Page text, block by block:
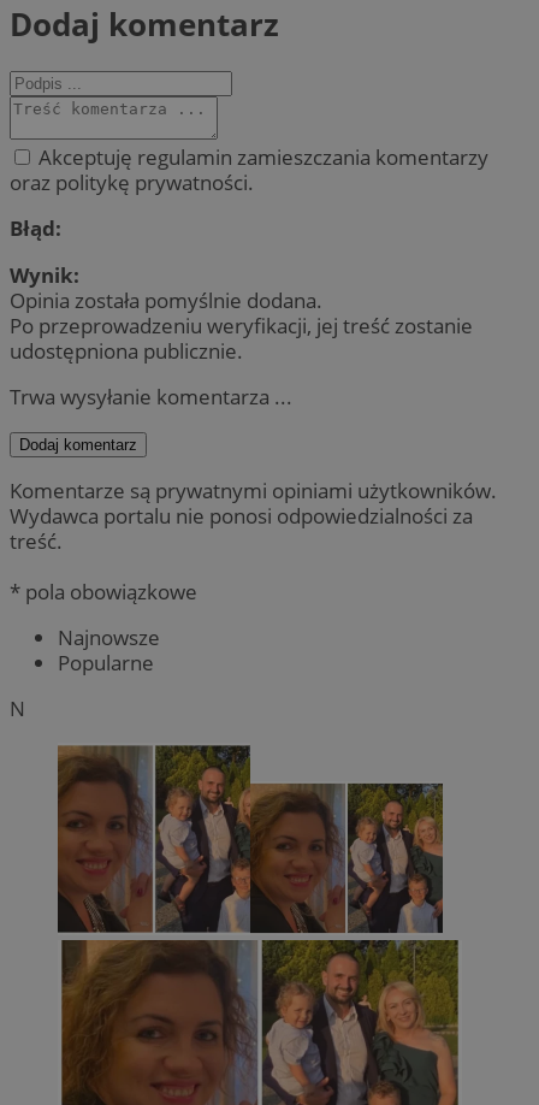
Dodaj komentarz
Akceptuję regulamin zamieszczania komentarzy
oraz politykę prywatności.
Błąd:
Wynik:
Opinia została pomyślnie dodana.
Po przeprowadzeniu weryfikacji, jej treść zostanie
udostępniona publicznie.
Trwa wysyłanie komentarza ...
Dodaj komentarz
Komentarze są prywatnymi opiniami użytkowników.
Wydawca portalu nie ponosi odpowiedzialności za
treść.
* pola obowiązkowe
Najnowsze
Popularne
N